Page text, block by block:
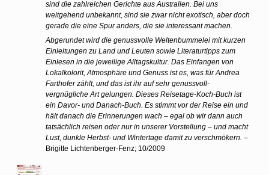
sind die zahlreichen Gerichte aus Australien. Bei uns
weitgehend unbekannt, sind sie zwar nicht exotisch, aber doch
gerade die eine Spur anders, die sie interessant machen.
Abgerundet wird die genussvolle Weltenbummelei mit kurzen
Einleitungen zu Land und Leuten sowie Literaturtipps zum
Einlesen in die jeweilige Alltagskultur. Das Einfangen von
Lokalkolorit, Atmosphäre und Genuss ist es, was für Andrea
Farthofer zählt, und das ist ihr auf sehr genussvoll-
vergnügliche Art gelungen. Dieses Reisetage-Koch-Buch ist
ein Davor- und Danach-Buch. Es stimmt vor der Reise ein und
hält danach die Erinnerungen wach – egal ob wir dann auch
tatsächlich reisen oder nur in unserer Vorstellung – und macht
Lust, dunkle Herbst- und Wintertage damit zu verschmökern. –
Brigitte Lichtenberger-Fenz; 10/2009